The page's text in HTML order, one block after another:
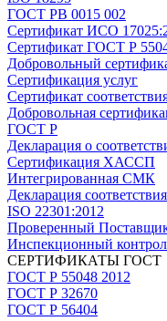
ГОСТ РВ 0015 002
Сертификат ИСО
Сертификат ГОСТ Р
Добровольный
Сертификация услуг
Сертификат
Добровольная
ГОСТ Р
Декларация о
Сертификация ХАССП
Интегрированная СМК
Декларация
ISO 22301:2012
Проверенный
Инспекционный
СЕРТИФИКАТЫ ГОСТ
ГОСТ Р 55048 2012
ГОСТ Р 32670
ГОСТ Р 56404